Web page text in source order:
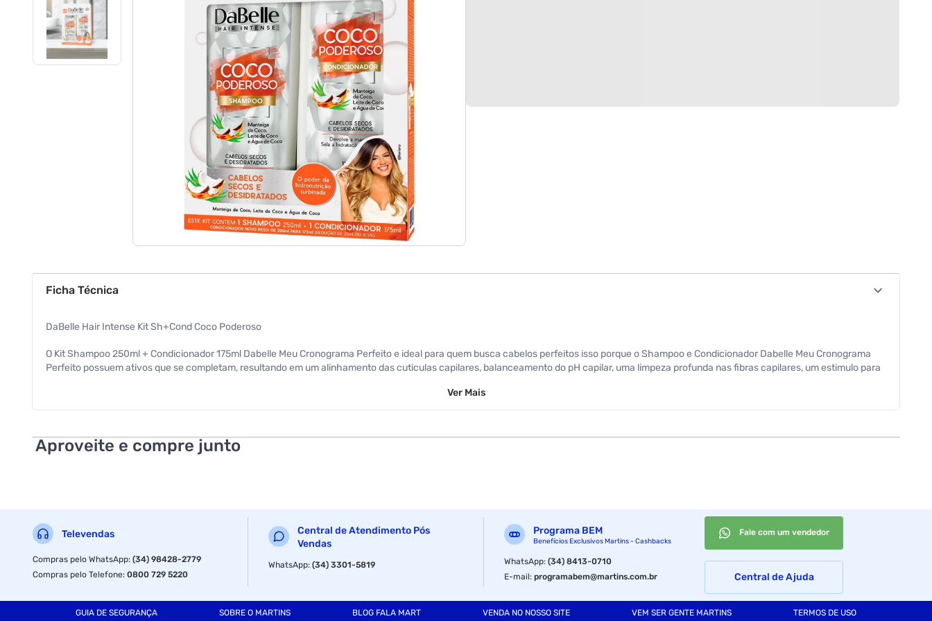
Ficha Técnica
DaBelle Hair Intense Kit Sh+Cond Coco Poderoso
O Kit Shampoo 250ml + Condicionador 175ml Dabelle Meu Cronograma Perfeito e ideal para quem busca cabelos perfeitos isso porque o Shampoo e Condicionador Dabelle Meu Cronograma
Perfeito possuem ativos que se completam, resultando em um alinhamento das cuticulas capilares, balanceamento do pH capilar, uma limpeza profunda nas fibras capilares, um estimulo para
Com Biotina e Multivitaminas
Modelo Coco Poderoso
Ver Mais
Aproveite e compre junto
Televendas
Compras pelo WhatsApp:(34) 98428-2779
Compras pelo Telefone:0800 729 5220
Central de Atendimento Pós
Vendas
WhatsApp:(34) 3301-5819
Programa BEM
Benefícios Exclusivos Martins - Cashbacks
WhatsApp:(34) 8413-0710
E-mail:programabem@martins.com.br
Fale com um vendedor
Central de Ajuda
GUIA DE SEGURANÇA SOBRE O MARTINS BLOG FALA MART VENDA NO NOSSO SITE VEM SER GENTE MARTINS TERMOS DE USO